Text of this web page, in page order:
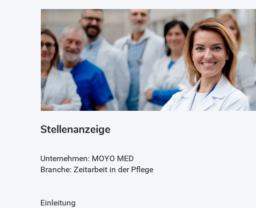
Stellenanzeige
Unternehmen: MOYO MED
Branche: Zeitarbeit in der Pflege
Einleitung